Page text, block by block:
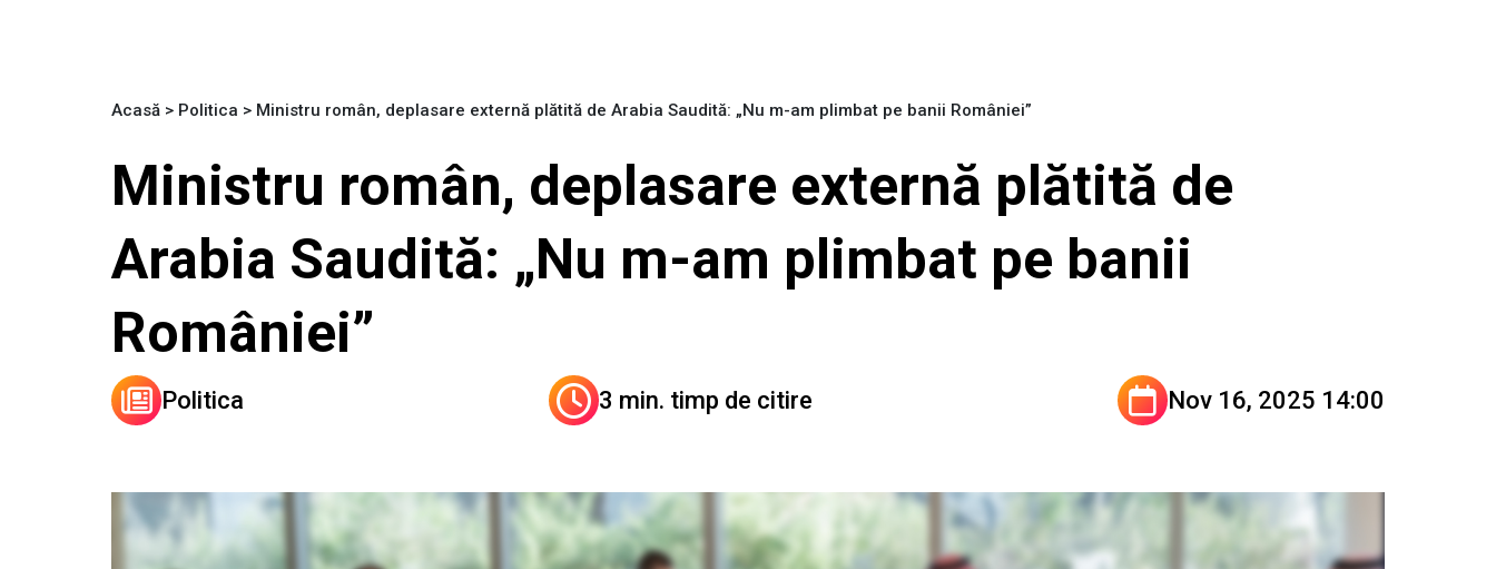
Acasă > Politica > Ministru român, deplasare externă plătită de Arabia Saudită: „Nu m-am plimbat pe banii României”
Ministru român, deplasare externă plătită de
Arabia Saudită: „Nu m-am plimbat pe banii
României”
Politica 3 min. timp de citire Nov 16, 2025 14:00